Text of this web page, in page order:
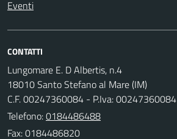
Eventi
CONTATTI
Lungomare E. D Albertis, n.4
18010 Santo Stefano al Mare (IM)
C.F. 00247360084 - P.Iva: 00247360084
Telefono:0184486488
Fax: 0184486820